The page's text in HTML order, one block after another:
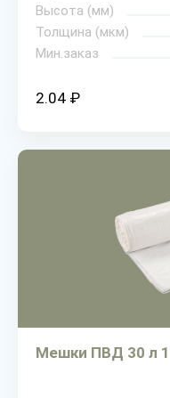
Высота (мм)
Толщина (мкм)
Мин.заказ
2.04 ₽
Мешки ПВД 30 л